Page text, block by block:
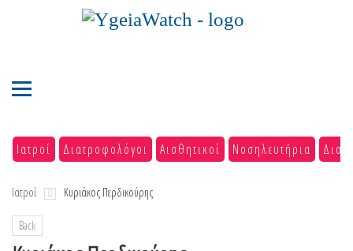
Ιατροί Διατροφολόγοι Αισθητικοί Νοσηλευτήρια
Ιατροί Κυριάκος Περδικούρης
Back